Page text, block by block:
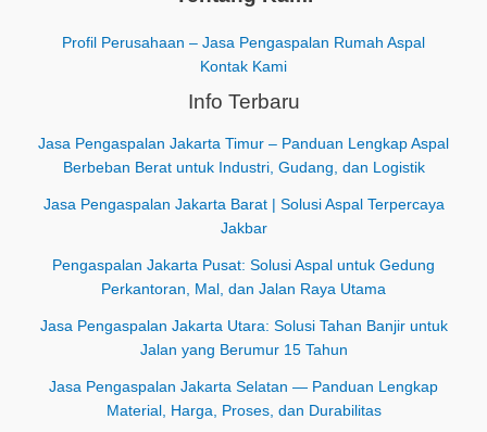
Profil Perusahaan – Jasa Pengaspalan Rumah Aspal
Kontak Kami
Info Terbaru
Jasa Pengaspalan Jakarta Timur – Panduan Lengkap Aspal
Berbeban Berat untuk Industri, Gudang, dan Logistik
Jasa Pengaspalan Jakarta Barat | Solusi Aspal Terpercaya
Jakbar
Pengaspalan Jakarta Pusat: Solusi Aspal untuk Gedung
Perkantoran, Mal, dan Jalan Raya Utama
Jasa Pengaspalan Jakarta Utara: Solusi Tahan Banjir untuk
Jalan yang Berumur 15 Tahun
Jasa Pengaspalan Jakarta Selatan — Panduan Lengkap
Material, Harga, Proses, dan Durabilitas